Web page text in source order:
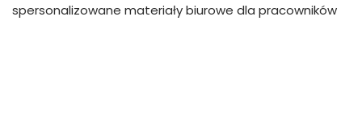
spersonalizowane materiały biurowe dla pracowników